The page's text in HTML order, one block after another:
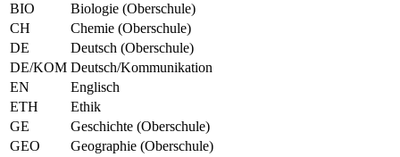
BIO
Biologie (Oberschule)
CH
Chemie (Oberschule)
DE
Deutsch (Oberschule)
DE/KOM Deutsch/Kommunikation
EN
Englisch
ETH
Ethik
GE
Geschichte (Oberschule)
GEO
Geographie (Oberschule)